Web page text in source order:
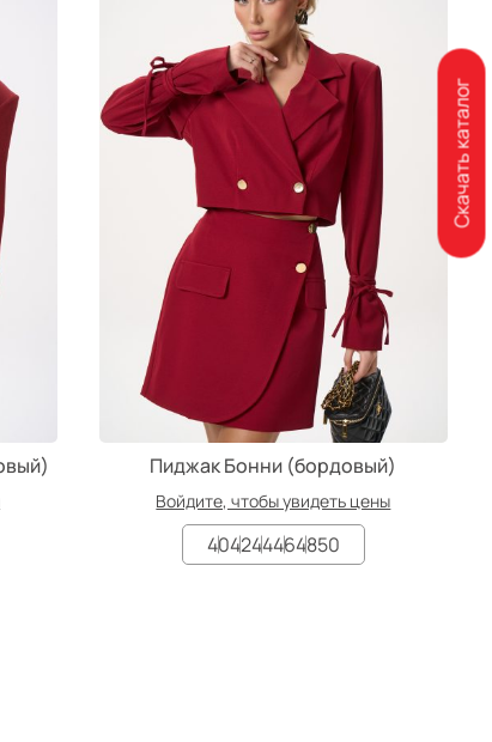
Пиджак Бонни (бордовый)
Войдите, чтобы увидеть цены
404244464850
Скачать каталог